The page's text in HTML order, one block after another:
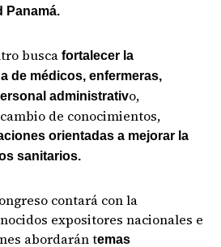
Panamá.
buscafortalecer la
de médicos, enfermeras,
administrativo,
de conocimientos,
orientadas a mejorar la
sanitarios.
contará con la
expositores nacionales e
abordarán temas